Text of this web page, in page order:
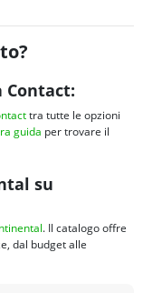
tra tutte le opzioni
guida per trovare il
su
. Il catalogo offre
dal budget alle